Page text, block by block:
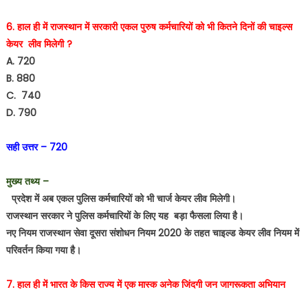
6. हाल ही में राजस्थान में सरकारी एकल पुरुष कर्मचारियों को भी कितने दिनों की चाइल्स
केयर लीव मिलेगी ?
A. 720
B. 880
C. 740
D. 790
सही उत्तर – 720
मुख्य तथ्य –
प्रदेश में अब एकल पुलिस कर्मचारियों को भी चार्ज केयर लीव मिलेगी।
राजस्थान सरकार ने पुलिस कर्मचारियों के लिए यह बड़ा फैसला लिया है।
नए नियम राजस्थान सेवा दूसरा संशोधन नियम 2020 के तहत चाइल्ड केयर लीव नियम में
परिवर्तन किया गया है।
7. हाल ही में भारत के किस राज्य में एक मास्क अनेक जिंदगी जन जागरूकता अभियान